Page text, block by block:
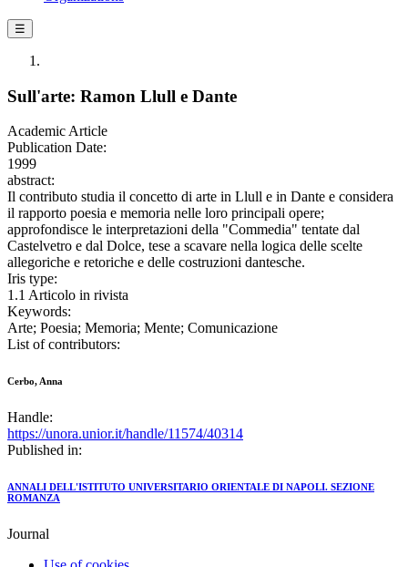
☰
Sull'arte: Ramon Llull e Dante
Academic Article
Publication Date:
1999
abstract:
Il contributo studia il concetto di arte in Llull e in Dante e considera
il rapporto poesia e memoria nelle loro principali opere;
approfondisce le interpretazioni della "Commedia" tentate dal
Castelvetro e dal Dolce, tese a scavare nella logica delle scelte
allegoriche e retoriche e delle costruzioni dantesche.
Iris type:
1.1 Articolo in rivista
Keywords:
Arte; Poesia; Memoria; Mente; Comunicazione
List of contributors:
Cerbo, Anna
Handle:
https://unora.unior.it/handle/11574/40314
Published in:
ANNALI DELL'ISTITUTO UNIVERSITARIO ORIENTALE DI NAPOLI. SEZIONE
ROMANZA
Journal